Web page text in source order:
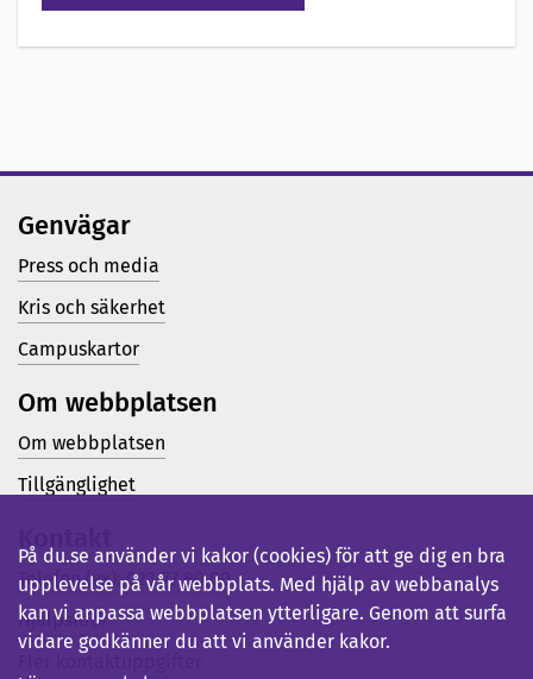
Genvägar
Press och media
Kris och säkerhet
Campuskartor
Om webbplatsen
Om webbplatsen
Tillgänglighet
Kontakt
Telefon (vx): 023-77 80 00
Hjälpsidor
På du.se använder vi kakor (cookies) för att ge dig en bra
upplevelse på vår webbplats. Med hjälp av webbanalys
kan vi anpassa webbplatsen ytterligare. Genom att surfa
vidare godkänner du att vi använder kakor.